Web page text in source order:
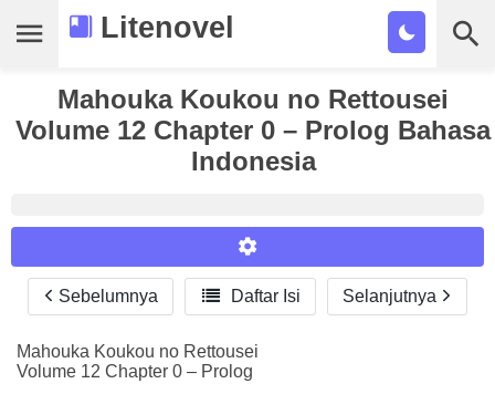
Litenovel
Daftar Novel
Tamat
Bookmark
Mahouka Koukou no Rettousei
Volume 12 Chapter 0 – Prolog Bahasa
Indonesia
Reader Settings
Font :
Titillium Web
Arial
Times New Roman
Sebelumnya  Daftar Isi Selanjutnya
Mahouka Koukou no Rettousei
Volume 12 Chapter 0 – Prolog